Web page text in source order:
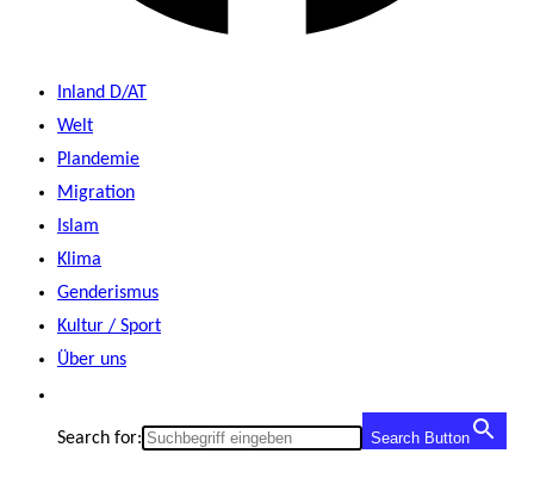
Inland D/AT
Welt
Plandemie
Migration
Islam
Klima
Genderismus
Kultur / Sport
Über uns
Search for: Search Button